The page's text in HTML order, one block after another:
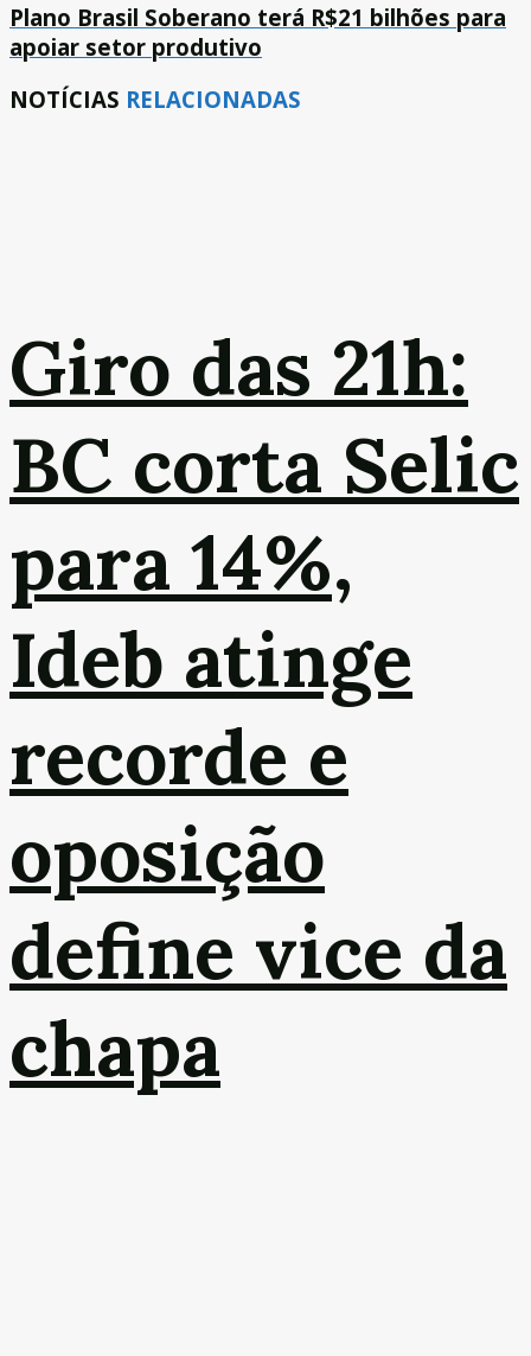
Plano Brasil Soberano terá R$21 bilhões para
apoiar setor produtivo
NOTÍCIAS RELACIONADAS
Giro das 21h:
BC corta Selic
para 14%,
Ideb atinge
recorde e
oposição
define vice da
chapa